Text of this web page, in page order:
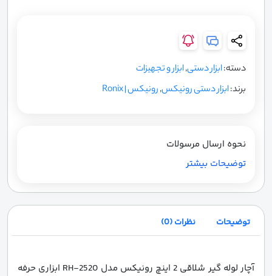
دسته:ابزار دستی,ابزار و تجهیزات
برند:ابزار دستی رونیکس,رونیکس | Ronix
نحوه ارسال مرسولات
توضیحات بیشتر
توضیحات نظرات (0)
آچار لوله گیر شلاقی 2 اینچ رونیکس مدل RH-2520 ابزاری حرفه